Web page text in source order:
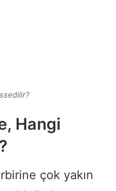
Hangi
çok yakın